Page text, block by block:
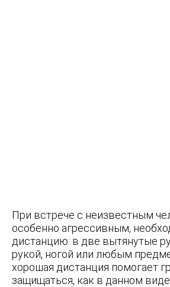
При встрече с неизвестным
особенно агрессивным,
дистанцию: в две вытянутые
рукой, ногой или любым
хорошая дистанция помогает
защищаться, как в данном